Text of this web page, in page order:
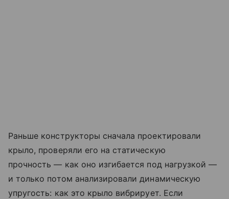
Раньше конструкторы сначала проектировали
крыло, проверяли его на статическую
прочность — как оно изгибается под нагрузкой —
и только потом анализировали динамическую
упругость: как это крыло вибрирует. Если